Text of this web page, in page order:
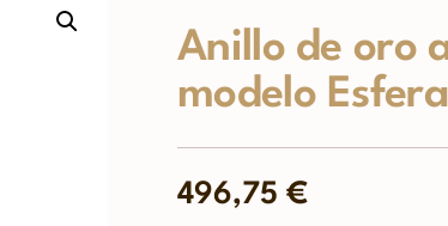
Anillo de oro
modelo
496,75 €